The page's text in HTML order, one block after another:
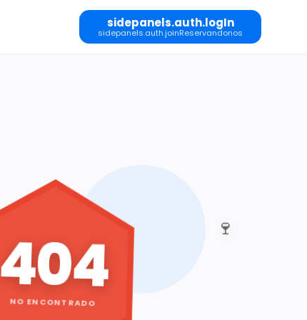
sidepanels.auth.logIn
sidepanels.auth.joinReservandonos
🍷
404
NO ENCONTRADO